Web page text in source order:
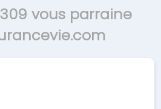
vous parraine